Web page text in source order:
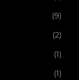
(9)
(2)
(1)
(1)